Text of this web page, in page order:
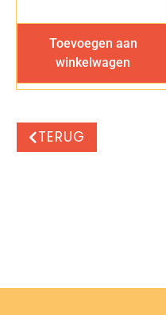
Toevoegen aan
winkelwagen
TERUG